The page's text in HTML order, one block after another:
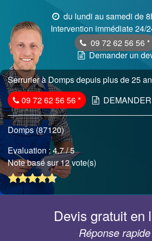
du lundi au samedi de
Intervention immédiate 24/
09 72 62 56 56 *
Demander un
Serrurier à Domps depuis plus de 25
09 72 62 56 56*
Domps (87120)
Evaluation :4.7/ 5
Note basé sur 12 vote(s)
Devis gratuit en
Réponse rapide